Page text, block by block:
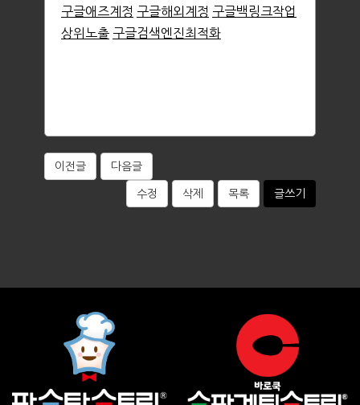
구글애즈계정 구글해외계정 구글백링크작업
상위노출 구글검색엔진최적화
이전글 다음글
수정 삭제 목록 글쓰기